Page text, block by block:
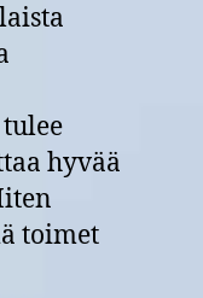
hyvää
toimet